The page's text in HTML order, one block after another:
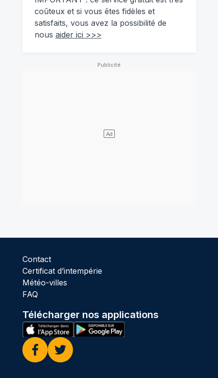
coûteux et si vous êtes fidèles et
satisfaits, vous avez la possibilité de
nous aider ici >>>
Contact
Certificat d’intempérie
Météo-villes
FAQ
Télécharger nos applications
Facebook
Twitter